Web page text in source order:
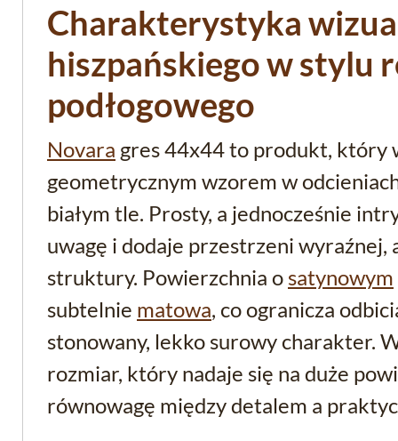
Charakterystyka
hiszpańskiego w stylu
podłogowego
Novara gres 44x44 to produkt, który
geometrycznym wzorem w
białym tle. Prosty, a jednocześnie
uwagę i dodaje przestrzeni wyraźnej,
struktury. Powierzchnia o satynowym
subtelnie matowa, co ogranicza
stonowany, lekko surowy charakter.
rozmiar, który nadaje się na duże
równowagę między detalem a